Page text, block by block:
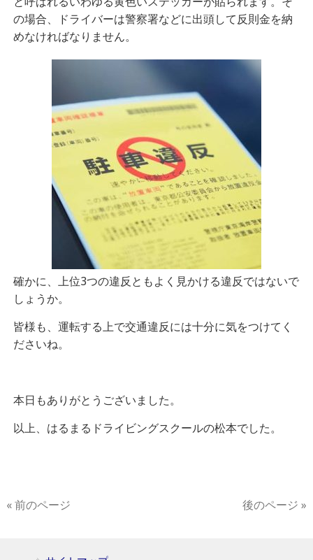
の場合、ドライバーは警察署などに出頭して反則金を納
めなければなりません。
確かに、上位3つの違反ともよく見かける違反ではないで
しょうか。
皆様も、運転する上で交通違反には十分に気をつけてく
ださいね。
本日もありがとうございました。
以上、はるまるドライビングスクールの松本でした。
« 前のページ 後のページ »